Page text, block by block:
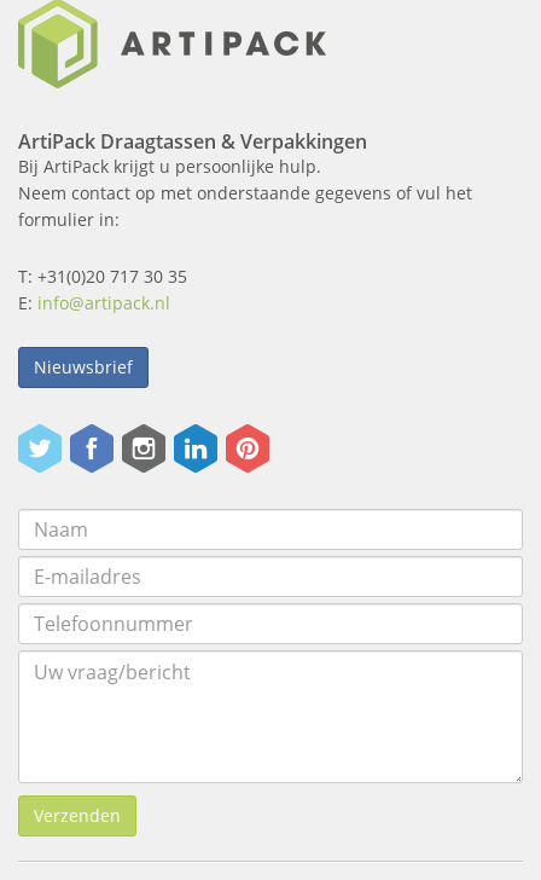
ArtiPack Draagtassen & Verpakkingen
Bij ArtiPack krijgt u persoonlijke hulp.
Neem contact op met onderstaande gegevens of vul het
formulier in:
T: +31(0)20 717 30 35
E: info@artipack.nl
Nieuwsbrief
Verzenden